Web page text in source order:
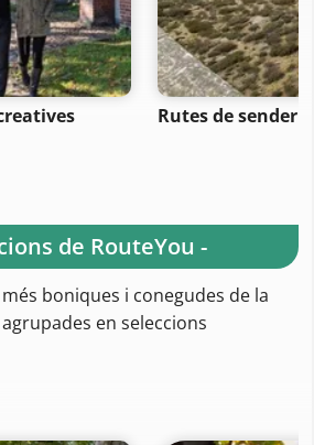
Rutes de
de RouteYou -
boniques i conegudes de la
en seleccions